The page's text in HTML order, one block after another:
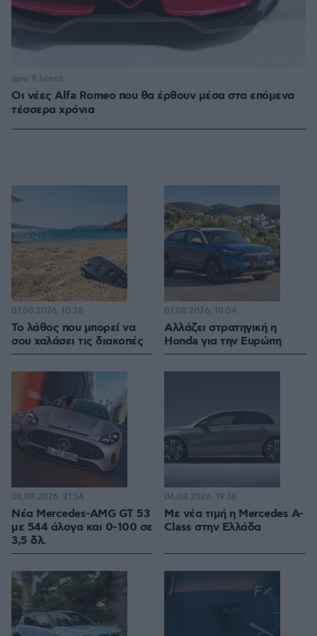
Οι νέες Alfa Romeo που θα έρθουν μέσα στα επόμενα
τέσσερα χρόνια
πριν 9 λεπτά
Το λάθος που μπορεί να
σου χαλάσει τις διακοπές
07.08.2026, 10:28
Αλλάζει στρατηγική η
Honda για την Ευρώπη
07.08.2026, 10:04
Νέα Mercedes-AMG GT 53
με 544 άλογα και 0-100 σε
3,5 δλ.
06.08.2026, 21:54
Με νέα τιμή η Mercedes A-
Class στην Ελλάδα
06.08.2026, 19:38